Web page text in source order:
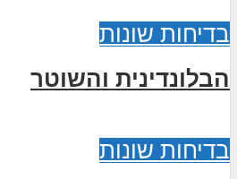
בדיחות שונות
הבלונדינית והשוטר
בדיחות שונות